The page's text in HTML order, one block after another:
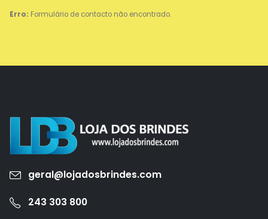
Erro: Formulário de contacto não encontrado.
geral@lojadosbrindes.com
243 303 800